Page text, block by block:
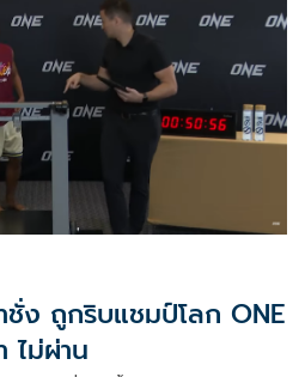
ง ถูกริบแชมป์โลก ONE
ไม่ผ่าน